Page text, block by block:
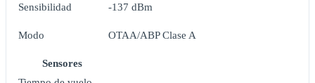
Sensibilidad -137 dBm
Modo OTAA/ABP Clase A
Sensores